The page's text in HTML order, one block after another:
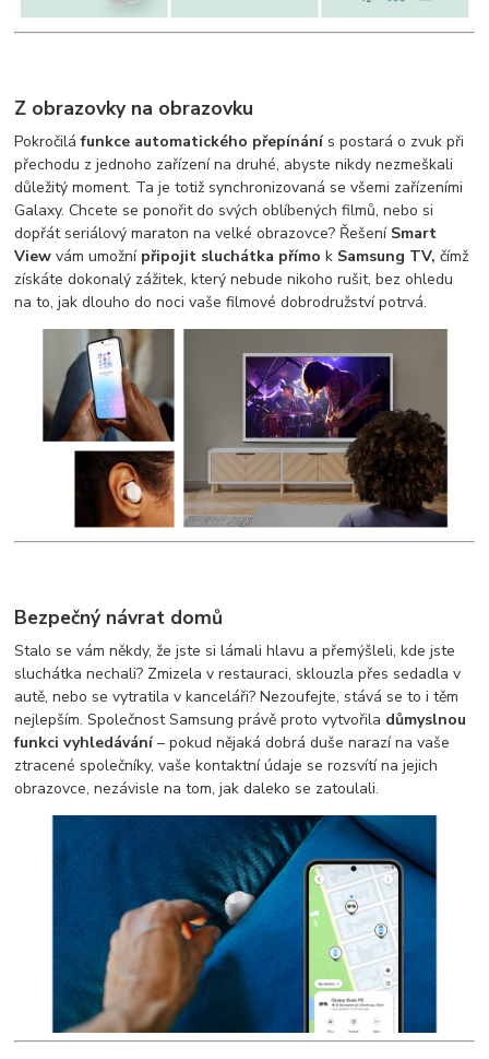
Z obrazovky na obrazovku
Pokročiláfunkce automatického přepínánís postará o zvuk při
přechodu z jednoho zařízení na druhé, abyste nikdy nezmeškali
důležitý moment. Ta je totiž synchronizovaná se všemi zařízeními
Galaxy. Chcete se ponořit do svých oblíbených filmů, nebo si
dopřát seriálový maraton na velké obrazovce? Řešení Smart
View vám umožní připojit sluchátka přímo k Samsung TV, čímž
získáte dokonalý zážitek, který nebude nikoho rušit, bez ohledu
na to, jak dlouho do noci vaše filmové dobrodružství potrvá.
Bezpečný návrat domů
Stalo se vám někdy, že jste si lámali hlavu a přemýšleli, kde jste
sluchátka nechali? Zmizela v restauraci, sklouzla přes sedadla v
autě, nebo se vytratila v kanceláři? Nezoufejte, stává se to i těm
nejlepším. Společnost Samsung právě proto vytvořila důmyslnou
funkci vyhledávání– pokud nějaká dobrá duše narazí na vaše
ztracené společníky, vaše kontaktní údaje se rozsvítí na jejich
obrazovce, nezávisle na tom, jak daleko se zatoulali.